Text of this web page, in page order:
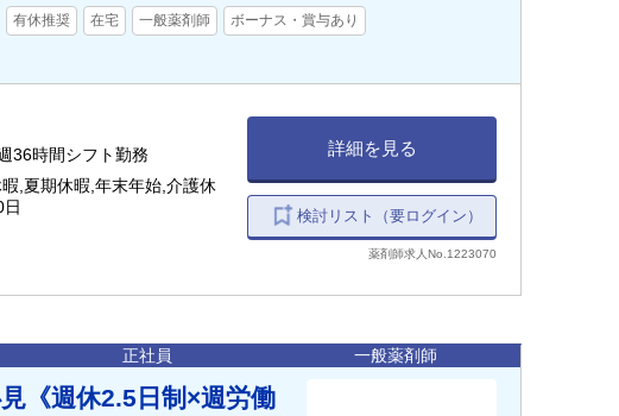
有休推奨 在宅 一般薬剤師 ボーナス・賞与あり
36時間シフト勤務
,夏期休暇,年末年始,介護休
詳細を見る
検討リスト（要ログイン）
薬剤師求人No.1223070
正社員 一般薬剤師
《週休2.5日制×週労働